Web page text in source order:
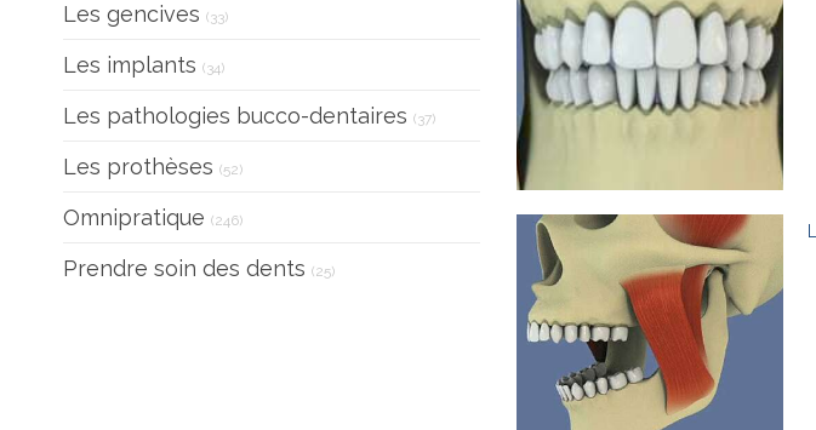
Les gencives (33)
Les implants (34)
Les pathologies bucco-dentaires (37)
Articles Count
Les prothèses (52)
Omnipratique (246)
Prendre soin des dents (25)